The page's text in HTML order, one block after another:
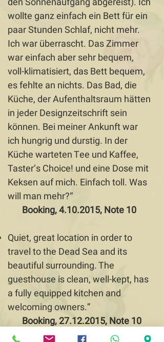
wollte ganz einfach ein Bett für ein
paar Stunden Schlaf, nicht mehr.
Ich war überrascht. Das Zimmer
war einfach aber sehr bequem,
voll-klimatisiert, das Bett bequem,
es fehlte an nichts. Das Bad, die
Küche, der Aufenthaltsraum hätten
in jeder Designzeitschrift sein
können. Bei meiner Ankunft war
ich hungrig und durstig. In der
Küche warteten Tee und Kaffee,
Taster‘s Choice! und eine Dose mit
Keksen auf mich. Einfach toll. Was
will man mehr?“
Booking,4.10.2015, Note 10
Quiet, great location in order to
travel to the Dead Sea and its
beautiful surrounding. The
guesthouse is clean, well-kept, has
a fully equipped kitchen and
welcoming owners.”
Booking,27.12.2015, Note 10